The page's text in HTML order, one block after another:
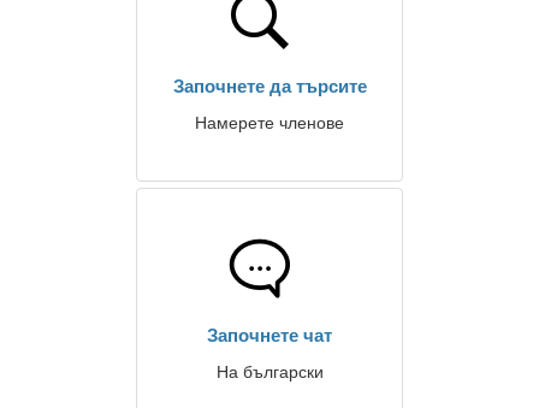
Започнете да търсите
Намерете членове
Започнете чат
На български